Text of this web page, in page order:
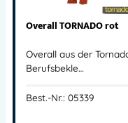
Overall TORNADO rot
Overall aus der
Berufsbekle…
Best.-Nr.: 05339